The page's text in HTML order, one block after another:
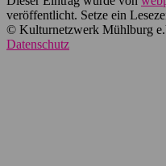
veröffentlicht. Setze ein
© Kulturnetzwerk Mühlburg
Datenschutz